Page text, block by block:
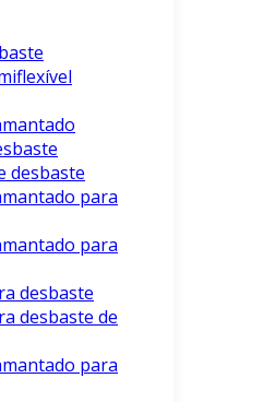
desbaste
para
para
desbaste
desbaste de
para